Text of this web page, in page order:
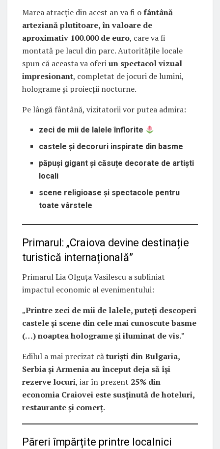
Marea atracție din acest an va fi ofântână
arteziană plutitoare, în valoare de
aproximativ 100.000 de euro, care va fi
montată pe lacul din parc. Autoritățile locale
spun că aceasta va oferiun spectacol vizual
impresionant, completat de jocuri de lumini,
holograme și proiecții nocturne.
Pe lângă fântână, vizitatorii vor putea admira:
zeci de mii de lalele înflorite
castele și decoruri inspirate din basme
păpuși gigant și căsuțe decorate de artiști
locali
scene religioase și spectacole pentru
toate vârstele
Primarul: „Craiova devine destinație
turistică internațională”
Primarul Lia Olguța Vasilescu a subliniat
impactul economic al evenimentului:
„Printre zeci de mii de lalele, puteți descoperi
castele și scene din cele mai cunoscute basme
(…) noaptea holograme și iluminat de vis.”
Edilul a mai precizat căturiști din Bulgaria,
Serbia și Armenia au început deja să își
rezerve locuri, iar în prezent 25% din
economia Craiovei este susținută de hoteluri,
restaurante și comerț.
Păreri împărțite printre localnici